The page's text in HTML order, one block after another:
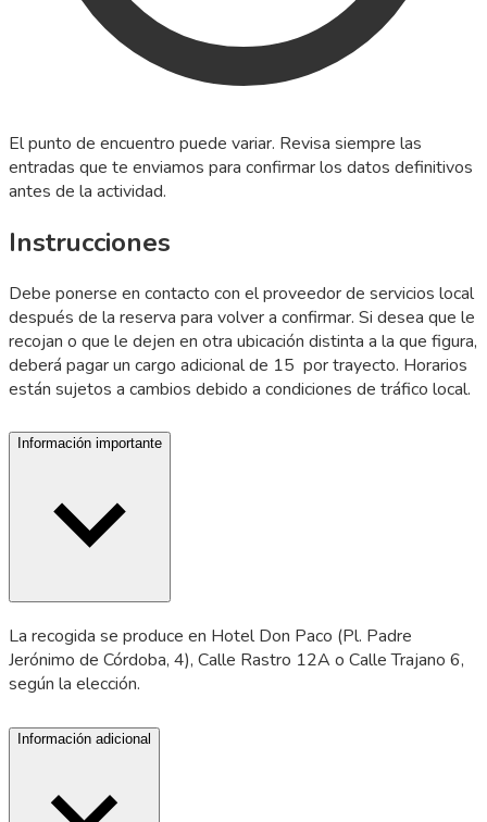
El punto de encuentro puede variar. Revisa siempre las
entradas que te enviamos para confirmar los datos definitivos
antes de la actividad.
Instrucciones
Debe ponerse en contacto con el proveedor de servicios local
después de la reserva para volver a confirmar. Si desea que le
recojan o que le dejen en otra ubicación distinta a la que figura,
deberá pagar un cargo adicional de 15 por trayecto. Horarios
están sujetos a cambios debido a condiciones de tráfico local.
Información importante
La recogida se produce en Hotel Don Paco (Pl. Padre
Jerónimo de Córdoba, 4), Calle Rastro 12A o Calle Trajano 6,
según la elección.
Información adicional